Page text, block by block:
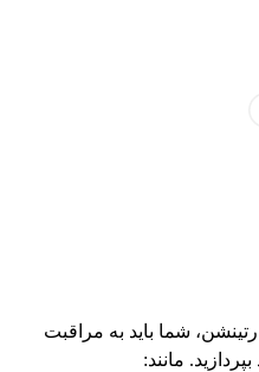
شما باید به مراقبت
مانند: